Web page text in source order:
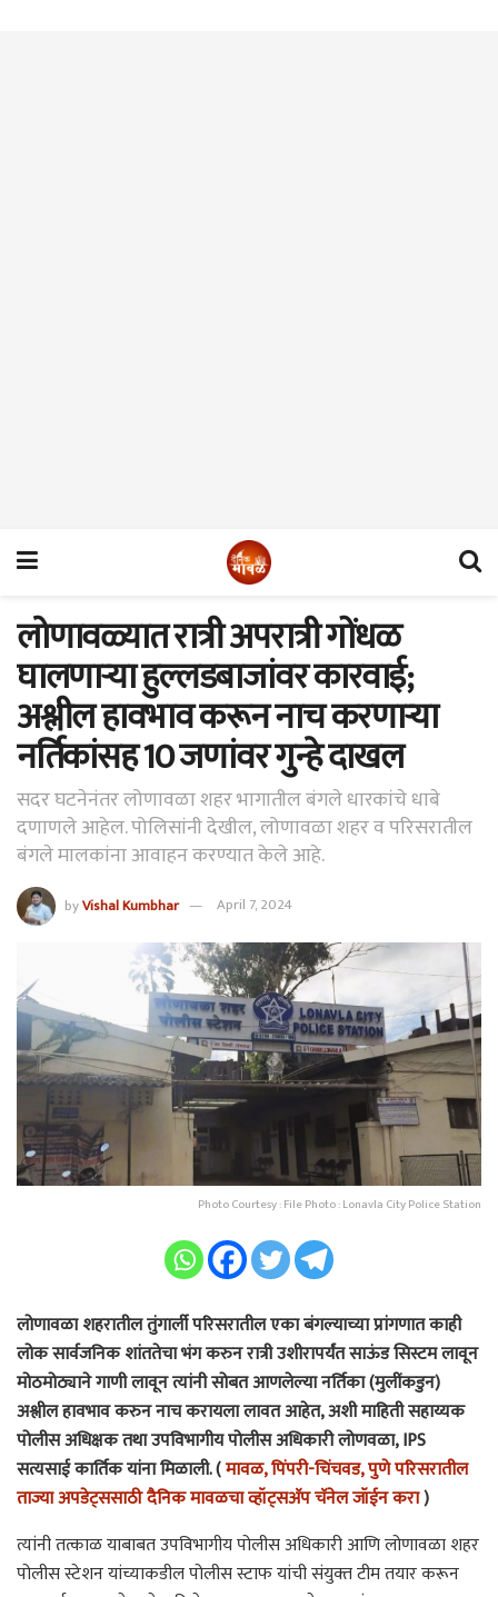
लोणावळ्यात रात्री अपरात्री गोंधळ
घालणाऱ्या हुल्लडबाजांवर कारवाई;
अश्लील हावभाव करून नाच करणाऱ्या
नर्तिकांसह 10 जणांवर गुन्हे दाखल
सदर घटनेनंतर लोणावळा शहर भागातील बंगले धारकांचे धाबे
दणाणले आहेल. पोलिसांनी देखील, लोणावळा शहर व परिसरातील
बंगले मालकांना आवाहन करण्यात केले आहे.
byVishal Kumbhar April 7, 2024
Photo Courtesy : File Photo : Lonavla City Police Station
लोणावळा शहरातील तुंगार्ली परिसरातील एका बंगल्याच्या प्रांगणात काही
लोक सार्वजनिक शांततेचा भंग करुन रात्री उशीरापर्यंत साऊंड सिस्टम लावून
मोठमोठ्याने गाणी लावून त्यांनी सोबत आणलेल्या नर्तिका (मुलींकडुन)
अश्लील हावभाव करुन नाच करायला लावत आहेत, अशी माहिती सहाय्यक
पोलीस अधिक्षक तथा उपविभागीय पोलीस अधिकारी लोणवळा, IPS
सत्यसाई कार्तिक यांना मिळाली. (मावळ, पिंपरी-चिंचवड, पुणे परिसरातील
ताज्या अपडेट्ससाठी दैनिक मावळचा व्हॉट्सअ‍ॅप चॅनेल जॉईन करा)
त्यांनी तत्काळ याबाबत उपविभागीय पोलीस अधिकारी आणि लोणावळा शहर
पोलीस स्टेशन यांच्याकडील पोलीस स्टाफ यांची संयुक्‍त टीम तयार करून